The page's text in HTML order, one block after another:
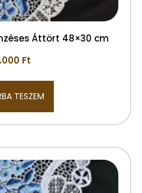
Áttört 48×30 cm
Ft
TESZEM